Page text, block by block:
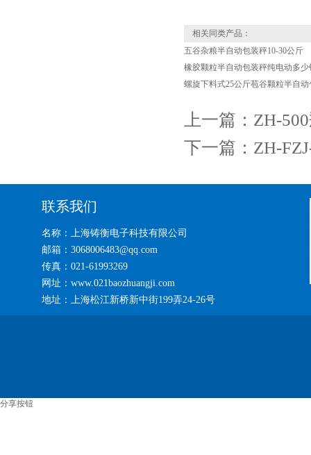
相关同类产品：
五谷杂粮半自动包装秤10-30公斤
橡胶颗粒半自动包装秤纯电动多少
螺旋下料式25公斤苞谷颗粒半自
上一篇： ZH-
下一篇： ZH-
联系我们
名称：上海铸衡电子科技有限公司
邮箱：3068006483@qq.com
传真：021-61993269
网址：www.021baozhuangji.com
地址：上海松江新桥新中街199弄24-26号
分享按钮